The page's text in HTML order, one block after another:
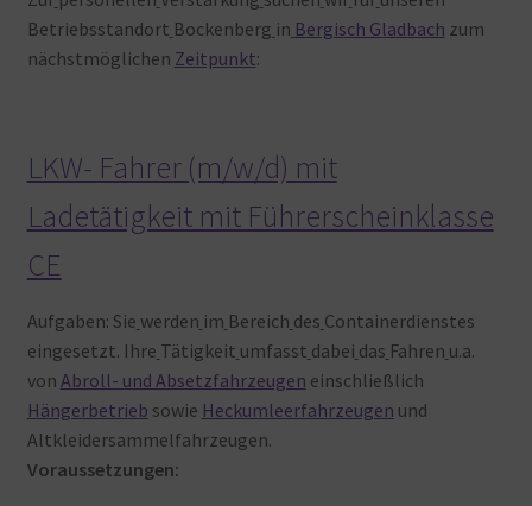
Betriebsstandort Bockenberg in Bergisch Gladbach zum
nächstmöglichen Zeitpunkt:
LKW- Fahrer (m/w/d) mit
Ladetätigkeit mit Führerscheinklasse
CE
Aufgaben: Sie werden im Bereich des Containerdienstes
eingesetzt. Ihre Tätigkeit umfasst dabei das Fahren u.a.
von Abroll- und Absetzfahrzeugen einschließlich
Hängerbetrieb sowie Heckumleerfahrzeugen und
Altkleidersammelfahrzeugen.
Voraussetzungen: